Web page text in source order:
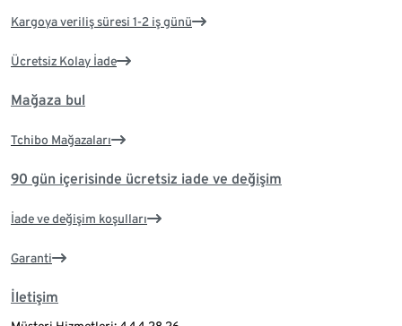
Kargoya veriliş süresi 1-2 iş günü
Ücretsiz Kolay İade
Mağaza bul
Tchibo Mağazaları
90 gün içerisinde ücretsiz iade ve değişim
İade ve değişim koşulları
Garanti
İletişim